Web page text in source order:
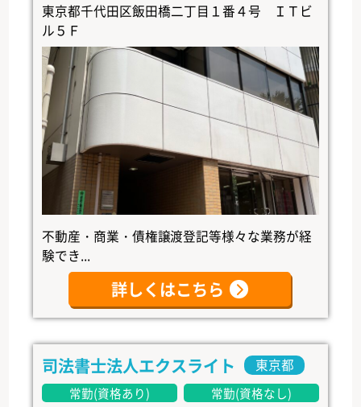
東京都千代田区飯田橋二丁目１番４号 ＩＴビ
ル５Ｆ
不動産・商業・債権譲渡登記等様々な業務が経
験でき...
詳しくはこちら
司法書士法人エクスライト 東京都
常勤(資格あり) 常勤(資格なし)